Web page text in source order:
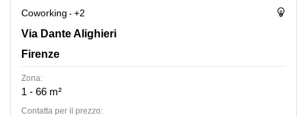
Coworking
+2
Via Dante Alighieri 10, Firenze
Via Dante Alighieri
Firenze
Zona:
1 - 66 m²
Сontatta per il prezzo: